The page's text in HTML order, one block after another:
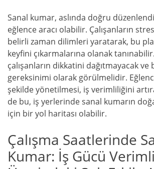
Sanal kumar, aslında doğru
eğlence aracı olabilir. Çalışanların
belirli zaman dilimleri yaratarak, bu
keyfini çıkarmalarına olanak
çalışanların dikkatini dağıtmayacak
gereksinimi olarak görülmelidir.
şekilde yönetilmesi, iş verimliliğini
de bu, iş yerlerinde sanal kumarın
için bir yol haritası olabilir.
Çalışma Saatlerinde
Kumar: İş Gücü